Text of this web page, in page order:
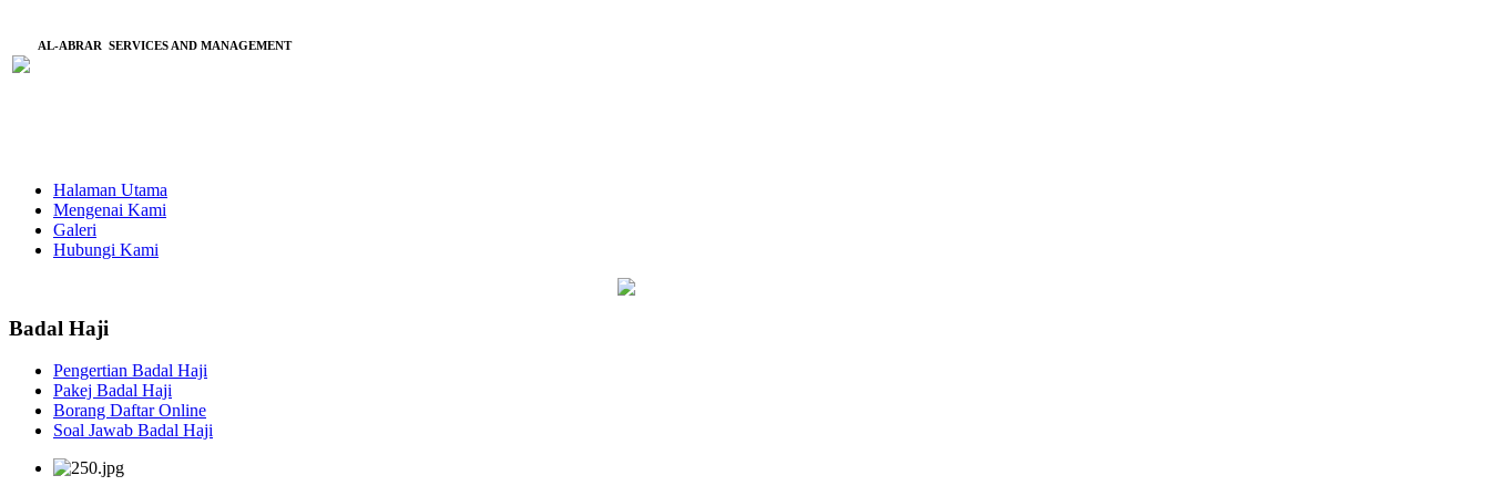
AL-ABRAR SERVICES AND MANAGEMENT
Halaman Utama
Mengenai Kami
Galeri
Hubungi Kami
Badal Haji
Pengertian Badal Haji
Pakej Badal Haji
Borang Daftar Online
Soal Jawab Badal Haji